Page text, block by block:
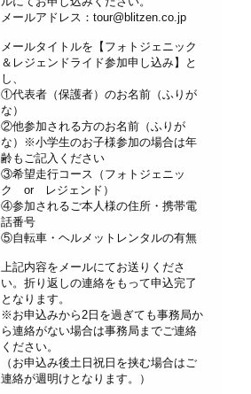
メールアドレス：tour@blitzen.co.jp
メールタイトルを【フォトジェニック
＆レジェンドライド参加申し込み】と
し、
①代表者（保護者）のお名前（ふりが
な）
②他参加される方のお名前（ふりが
な）※小学生のお子様参加の場合は年
齢もご記入ください
③希望走行コース（フォトジェニッ
ク or レジェンド）
④参加されるご本人様の住所・携帯電
話番号
⑤自転車・ヘルメットレンタルの有無
上記内容をメールにてお送りくださ
い。折り返しの連絡をもって申込完了
となります。
※お申込みから2日を過ぎても事務局か
ら連絡がない場合は事務局までご連絡
ください。
（お申込み後土日祝日を挟む場合はご
連絡が週明けとなります。）